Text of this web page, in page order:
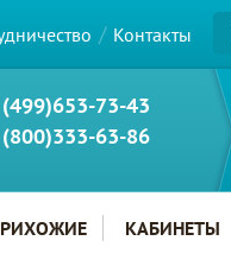
Контакты
(499)653-73-43
(800)333-63-86
КАБИНЕТЫ